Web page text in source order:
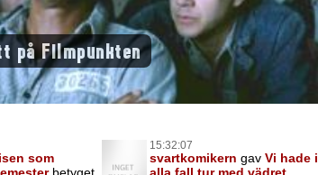
på Filmpunkten
som
betyget
15:32:07
svartkomikern gav Vi hade i
alla fall tur med vädret